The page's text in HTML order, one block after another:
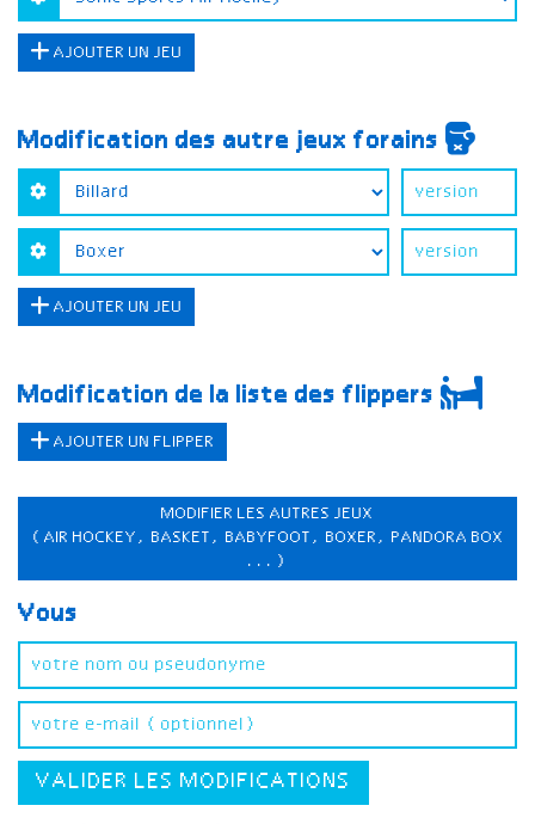
AJOUTER UN JEU
Modification des autre jeux forains
AJOUTER UN JEU
Modification de la liste des flippers
AJOUTER UN FLIPPER
MODIFIER LES AUTRES JEUX
(AIR HOCKEY, BASKET, BABYFOOT, BOXER, PANDORA BOX
...)
Vous
VALIDER LES MODIFICATIONS